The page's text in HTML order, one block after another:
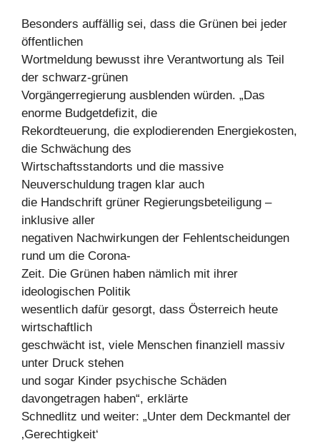
Besonders auffällig sei, dass die Grünen bei jeder
öffentlichen
Wortmeldung bewusst ihre Verantwortung als Teil
der schwarz-grünen
Vorgängerregierung ausblenden würden. „Das
enorme Budgetdefizit, die
Rekordteuerung, die explodierenden Energiekosten,
die Schwächung des
Wirtschaftsstandorts und die massive
Neuverschuldung tragen klar auch
die Handschrift grüner Regierungsbeteiligung –
inklusive aller
negativen Nachwirkungen der Fehlentscheidungen
rund um die Corona-
Zeit. Die Grünen haben nämlich mit ihrer
ideologischen Politik
wesentlich dafür gesorgt, dass Österreich heute
wirtschaftlich
geschwächt ist, viele Menschen finanziell massiv
unter Druck stehen
und sogar Kinder psychische Schäden
davongetragen haben“, erklärte
Schnedlitz und weiter: „Unter dem Deckmantel der
‚Gerechtigkeit‘